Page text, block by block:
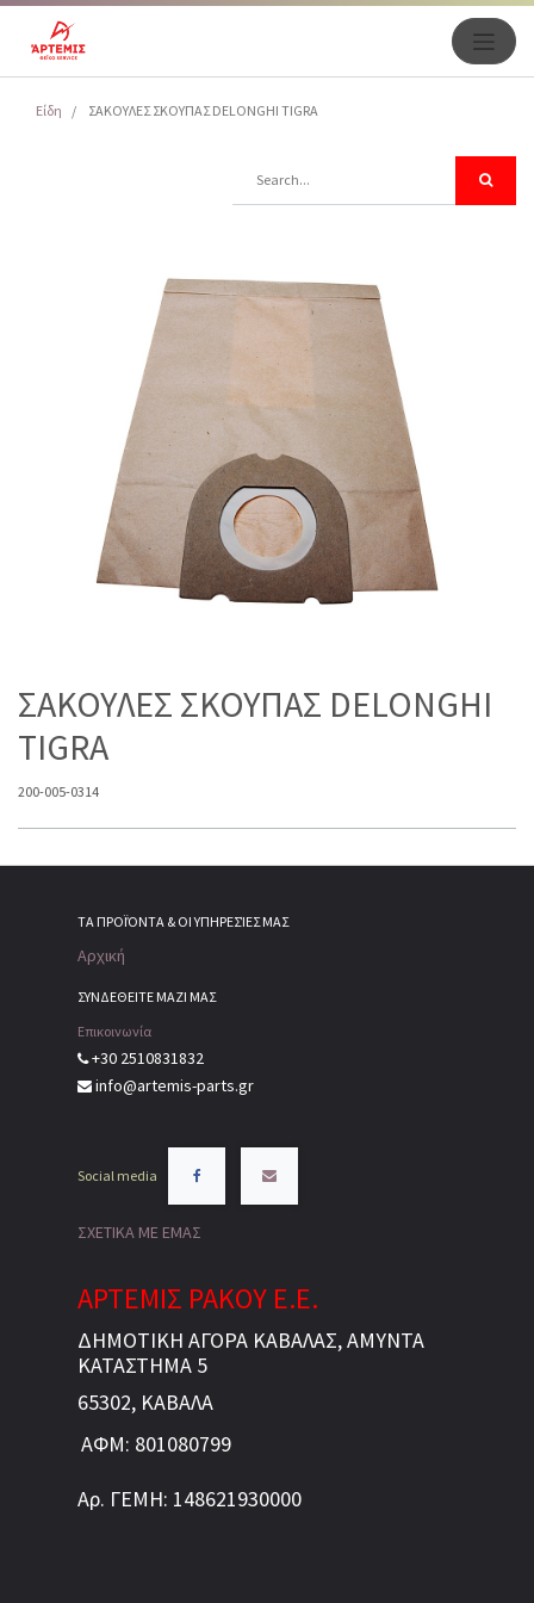
Είδη ΣΑΚΟΥΛΕΣ ΣΚΟΥΠΑΣ DELONGHI TIGRA
ΣΑΚΟΥΛΕΣ ΣΚΟΥΠΑΣ DELONGHI
TIGRA
200-005-0314
ΤΑ ΠΡΟΪΌΝΤΑ & ΟΙ ΥΠΗΡΕΣΊΕΣ ΜΑΣ
Αρχική
ΣΥΝΔΕΘΕΙΤΕ ΜΑΖΙ ΜΑΣ
Επικοινωνία
+30 2510831832
info@artemis-parts.gr
Social media
ΣΧΕΤΙΚΑ ΜΕ ΕΜΑΣ
ΑΡΤΕΜΙΣ ΡΑΚΟΥ Ε.Ε.
ΔΗΜΟΤΙΚΗ ΑΓΟΡΑ ΚΑΒΑΛΑΣ, ΑΜΥΝΤΑ
ΚΑΤΑΣΤΗΜΑ 5
65302, ΚΑΒΑΛΑ
ΑΦΜ: 801080799
Αρ. ΓΕΜΗ: 148621930000